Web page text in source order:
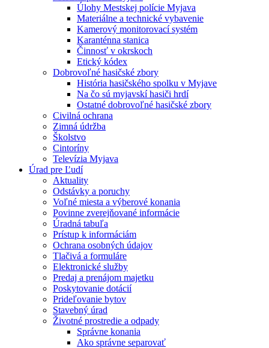
Úlohy Mestskej polície Myjava
Materiálne a technické vybavenie
Kamerový monitorovací systém
Karanténna stanica
Činnosť v okrskoch
Etický kódex
Dobrovoľné hasičské zbory
História hasičského spolku v Myjave
Na čo sú myjavskí hasiči hrdí
Ostatné dobrovoľné hasičské zbory
Civilná ochrana
Zimná údržba
Školstvo
Cintoríny
Televízia Myjava
Úrad pre Ľudí
Aktuality
Odstávky a poruchy
Voľné miesta a výberové konania
Povinne zverejňované informácie
Úradná tabuľa
Prístup k informáciám
Ochrana osobných údajov
Tlačivá a formuláre
Elektronické služby
Predaj a prenájom majetku
Poskytovanie dotácií
Prideľovanie bytov
Stavebný úrad
Životné prostredie a odpady
Správne konania
Ako správne separovať